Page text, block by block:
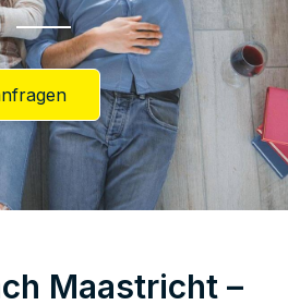
Maastricht –